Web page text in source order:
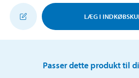
LÆG I
Passer dette produkt til